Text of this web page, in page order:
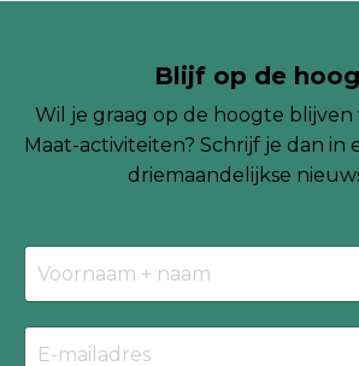
Blijf op de
Wil je graag op de hoogte blijven
Maat-activiteiten? Schrijf je dan in
driemaandelijkse